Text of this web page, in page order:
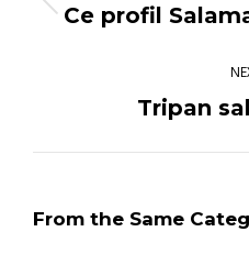
Ce profil
Tripan
From the Same